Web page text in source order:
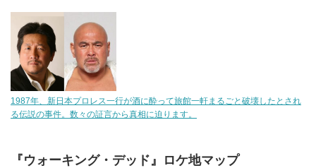
1987年、新日本プロレス一行が酒に酔って旅館一軒まるごと破壊したとされ
る伝説の事件。数々の証言から真相に迫ります。
『ウォーキング・デッド』ロケ地マップ